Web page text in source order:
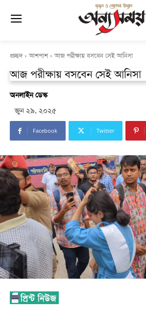
প্রচ্ছদ আশপাশ আজ পরীক্ষায় বসবেন সেই আনিসা
আজ পরীক্ষায় বসবেন সেই আনিসা
অনলাইন ডেস্ক
জুন ২৯, ২০২৫
Facebook Twitter